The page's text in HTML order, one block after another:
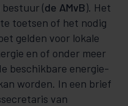
(de AMvB). Het
toetsen of het nodig
gelden voor lokale
en of onder meer
beschikbare energie-
worden. In een brief
van